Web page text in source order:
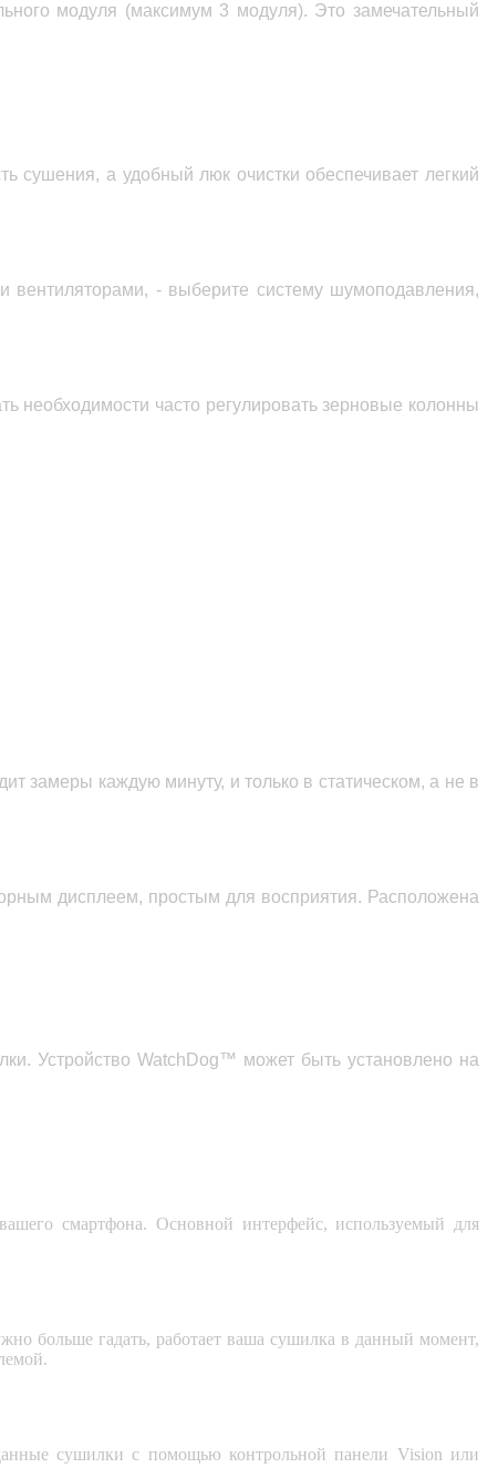
модуля (максимум 3 модуля). Это замечательный
сушения, а удобный люк очистки обеспечивает легкий
вентиляторами, - выберите систему шумоподавления,
необходимости часто регулировать зерновые колонны
замеры каждую минуту, и только в статическом, а не в
дисплеем, простым для восприятия. Расположена
Устройство WatchDog™ может быть установлено на
смартфона. Основной интерфейс, используемый для
больше гадать, работает ваша сушилка в данный момент,
сушилки с помощью контрольной панели Vision или